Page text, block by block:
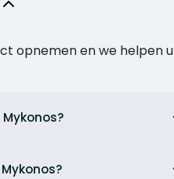
opnemen en we helpen u